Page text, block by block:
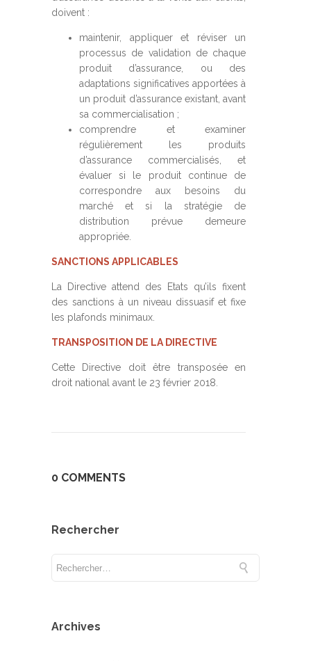
doivent :
maintenir, appliquer et réviser un
processus de validation de chaque
produit d’assurance, ou des
adaptations significatives apportées à
un produit d’assurance existant, avant
sa commercialisation ;
comprendre et examiner
régulièrement les produits
d’assurance commercialisés, et
évaluer si le produit continue de
correspondre aux besoins du
marché et si la stratégie de
distribution prévue demeure
appropriée.
SANCTIONS APPLICABLES
La Directive attend des Etats qu’ils fixent
des sanctions à un niveau dissuasif et fixe
les plafonds minimaux.
TRANSPOSITION DE LA DIRECTIVE
Cette Directive doit être transposée en
droit national avant le 23 février 2018.
0 COMMENTS
Rechercher
Archives